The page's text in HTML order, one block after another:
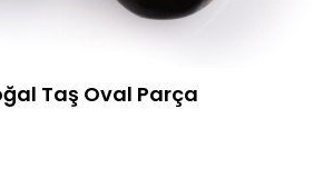
Taş Oval Parça